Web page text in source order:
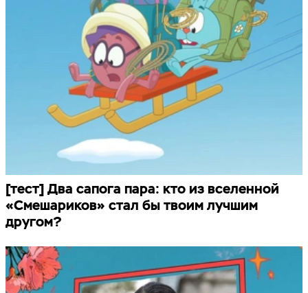
[тест] Два сапога пара: кто из вселенной
«Смешариков» стал бы твоим лучшим
другом?